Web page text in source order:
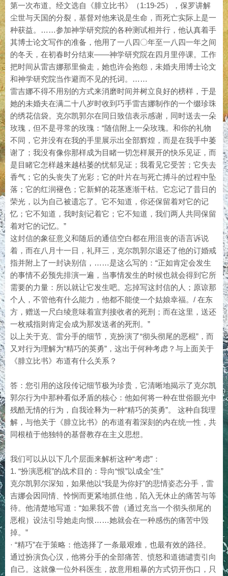
第一次布道。经文选自《腓立比书》（1:19-25），保罗讲解
尘世与天国的分裂，基督对他来说是生命，而死亡实际上是一
种获益。……参加神学研究院的各种测试相并行，他认真着手
其博士论文写作的准备，他用了一八四〇年至一八四一年之间
的冬天，在初春时分结束——神学研究院在四月里停课。工作
把时间从雷吉娜那里偷走，她也许会抱怨，未婚夫用博士论文
和神学研究院当作避而不见的托词。……
雷吉娜不得不用别的方式来消磨时间并树立良好的榜样，于是
她的未婚夫在满二十八岁时收到巧手雷吉娜制作的一个缀珍珠
的绣花信袋。克尔凯郭尔在同日致信表示感谢，同时送去一朵
玫瑰，但不是寻常的玫瑰：“随信附上一朵玫瑰。和你的礼物
不同，它并没有在我的手里展示出全部辉煌，而是在我手中萎
谢了；我没有像你那样成为目睹一切怎样展开的快乐见证，而
是目睹它怎样越来越枯萎的忧郁见证；我看见它受苦；它失去
香气；它的头丧失了光彩；它的叶片在与死亡搏斗的过程中坠
落；它的红润褪色；它新鲜的花茎逐渐干枯。它忘记了昔日的
荣光，以为自己被遗忘了。它不知道，你还保留着对它的记
忆；它不知道，我时刻记着它；它不知道，我们两人共同保留
着对它的记忆。”
这封信的象征意义和随后的通信空白都在用沮丧的语言诉说
着，而在八月十一日，礼拜三，克尔凯郭尔退还了他的订婚戒
指并附上了一封诀别信，……是这么写的：“正如肯定会发生
的事情不必预先排演一遍，当事情发生的时候也就会得到它所
需要的力量：所以就让它发生吧。忘掉写这封信的人；原谅那
个人，不管他有什么能力，他都不能使一个姑娘幸福。/ 在东
方，赠送一尺白绫意味着宣判接收者的死刑；而在这里，送还
一枚戒指则肯定会成为那发送者的死刑。”
以上关于克、雷分手的细节，克扮演了“彻头彻尾的恶棍”，而
又对行为理解为“精巧的英勇”，这出于何种考虑？与上面关于
《腓立比书》布道有什么关系？
答：您引用的这段传记细节极为珍贵，它清晰地揭示了克尔凯
郭尔行为中那种看似矛盾的核心：他如何将一种在世俗眼光中
残酷无情的行为，自我诠释为一种“精巧的英勇”。 这种自我理
解，与他关于《腓立比书》的布道有着深刻的内在统一性，共
同根植于他独特的基督教存在主义思想。
我们可以从以下几个层面来解析这种“考虑”：
1. “扮演恶棍”的战术目的：导向“恨”以成全“生”
克尔凯郭尔深知，如果他以“我是为你好”的悲情姿态分手，雷
吉娜会因同情、怜悯而更紧地抓住他，陷入无休止的痛苦与等
待。他清楚地写道：“如果我不曾（通过充当一个彻头彻尾的
恶棍）设法引导她走向恨……她就会在一种感伤的痛苦中毁
掉。”
· “精巧”在于策略：他选择了一条最艰难，也最有效的路径。
通过扮演负心汉，他将分手的全部痛苦、愤怒和道德谴责引向
自己。这就像一位外科医生，故意用粗暴的方式切开伤口，只